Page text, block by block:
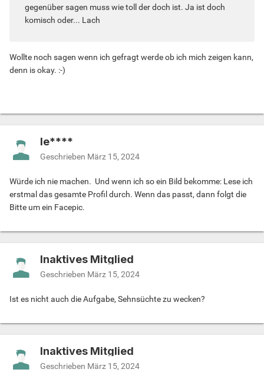
gegenüber sagen muss wie toll der doch ist. Ja ist doch
komisch oder... Lach
Wollte noch sagen wenn ich gefragt werde ob ich mich zeigen kann,
denn is okay. :-)
le****
Geschrieben März 15, 2024
Würde ich nie machen. Und wenn ich so ein Bild bekomme: Lese ich
erstmal das gesamte Profil durch. Wenn das passt, dann folgt die
Bitte um ein Facepic.
Inaktives Mitglied
Geschrieben März 15, 2024
Ist es nicht auch die Aufgabe, Sehnsüchte zu wecken?
Inaktives Mitglied
Geschrieben März 15, 2024